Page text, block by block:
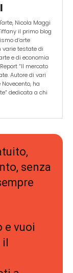
Nicola Maggi
il primo blog
d’arte
varie testate di
e di economia
“Il mercato
Autore di vari
ha
dedicata a chi
senza
e vuoi
il